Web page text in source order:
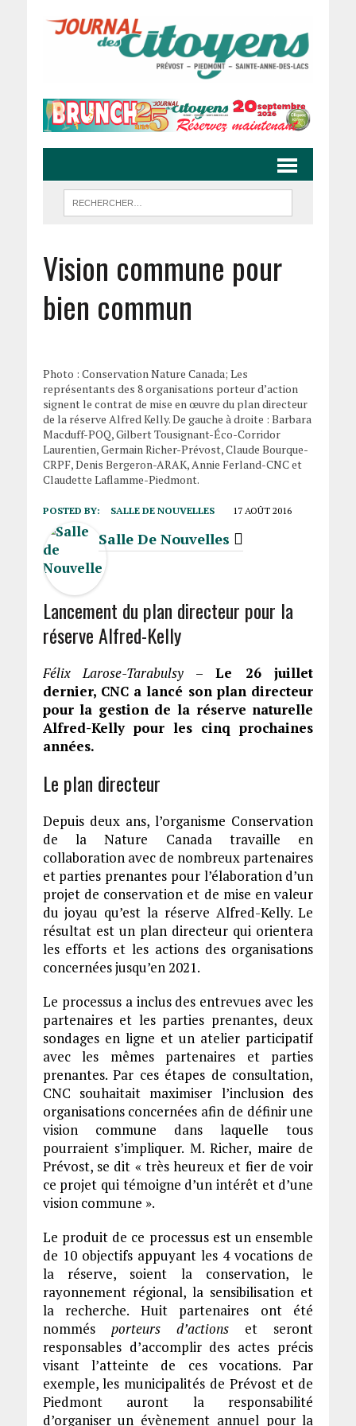
Vision commune pour
bien commun
Photo : Conservation Nature Canada; Les
représentants des 8 organisations porteur d’action
signent le contrat de mise en œuvre du plan directeur
de la réserve Alfred Kelly. De gauche à droite : Barbara
Macduff-POQ, Gilbert Tousignant-Éco-Corridor
Laurentien, Germain Richer-Prévost, Claude Bourque-
CRPF, Denis Bergeron-ARAK, Annie Ferland-CNC et
Claudette Laflamme-Piedmont.
POSTED BY: SALLE DE NOUVELLES 17 AOÛT 2016
Salle De Nouvelles
Lancement du plan directeur pour la
réserve Alfred-Kelly
Félix Larose-Tarabulsy – Le 26 juillet
dernier, CNC a lancé son plan directeur
pour la gestion de la réserve naturelle
Alfred-Kelly pour les cinq prochaines
années.
Le plan directeur
Depuis deux ans, l’organisme Conservation
de la Nature Canada travaille en
collaboration avec de nombreux partenaires
et parties prenantes pour l’élaboration d’un
projet de conservation et de mise en valeur
du joyau qu’est la réserve Alfred-Kelly. Le
résultat est un plan directeur qui orientera
les efforts et les actions des organisations
concernées jusqu’en 2021.
Le processus a inclus des entrevues avec les
partenaires et les parties prenantes, deux
sondages en ligne et un atelier participatif
avec les mêmes partenaires et parties
prenantes. Par ces étapes de consultation,
CNC souhaitait maximiser l’inclusion des
organisations concernées afin de définir une
vision commune dans laquelle tous
pourraient s’impliquer. M. Richer, maire de
Prévost, se dit « très heureux et fier de voir
ce projet qui témoigne d’un intérêt et d’une
vision commune ».
Le produit de ce processus est un ensemble
de 10 objectifs appuyant les 4 vocations de
la réserve, soient la conservation, le
rayonnement régional, la sensibilisation et
la recherche. Huit partenaires ont été
nommés porteurs d’actions et seront
responsables d’accomplir des actes précis
visant l’atteinte de ces vocations. Par
exemple, les municipalités de Prévost et de
Piedmont auront la responsabilité
d’organiser un évènement annuel pour la